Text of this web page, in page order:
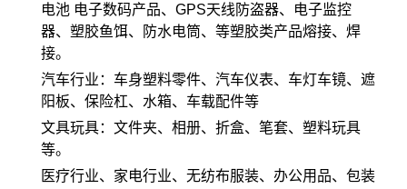
电池 电子数码产品、GPS天线防盗器、电子监控
器、塑胶鱼饵、防水电筒、等塑胶类产品熔接、焊
接。
汽车行业：车身塑料零件、汽车仪表、车灯车镜、遮
阳板、保险杠、水箱、车载配件等
文具玩具：文件夹、相册、折盒、笔套、塑料玩具
等。
医疗行业、家电行业、无纺布服装、办公用品、包装